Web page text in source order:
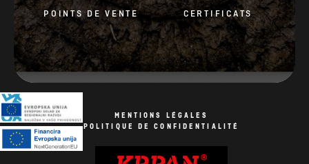
POINTS DE VENTE CERTIFICATS
MENTIONS LÉGALES
POLITIQUE DE CONFIDENTIALITÉ